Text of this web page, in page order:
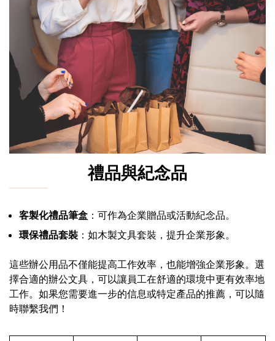
禮品與紀念品
客製化禮品筆盒 ：可作為企業贈品或活動紀念品。
環保禮品套裝 ：如木製文具套裝，提升企業形象。
這些辦公用品不僅能提高工作效率，也能增強企業形象。選
擇合適的辦公文具，可以讓員工在舒適的環境中更有效率地
工作。如果您需要進一步的信息或特定產品的推薦，可以隨
時聯繫我們！